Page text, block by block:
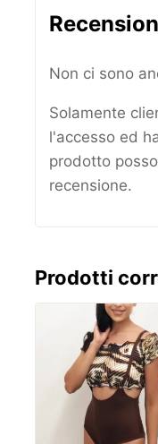
Non ci sono
Solamente
l'accesso ed
prodotto
recensione.
Prodotti